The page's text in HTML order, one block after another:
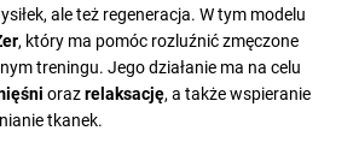
ale też regeneracja. W tym modelu
, który ma pomóc rozluźnić zmęczone
treningu. Jego działanie ma na celu
orazrelaksację, a także wspieranie
tkanek.